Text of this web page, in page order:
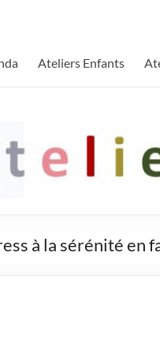
Ateliers Enfants
à la sérénité en